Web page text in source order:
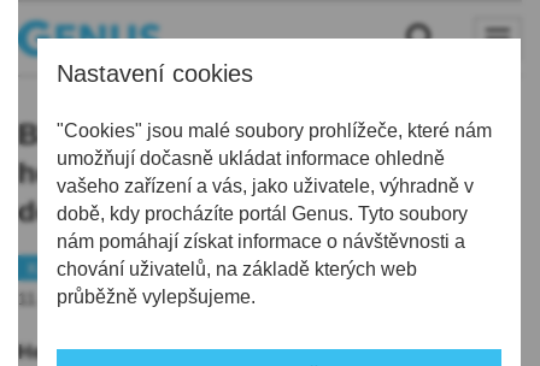
Nastavení cookies
"Cookies" jsou malé soubory prohlížeče, které nám
umožňují dočasně ukládat informace ohledně
vašeho zařízení a vás, jako uživatele, výhradně v
době, kdy procházíte portál Genus. Tyto soubory
nám pomáhají získat informace o návštěvnosti a
chování uživatelů, na základě kterých web
průběžně vylepšujeme.
Blíží se uzávěrka nominací na Poctu
hejtmana Libereckého kraje. Čas je
do 30. května
Kraj
Oznámení
11.05.2025 | 5:45
Hejtman Libereckého kraje letos opět udělí Poctu